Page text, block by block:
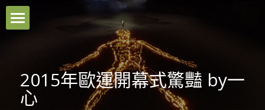
好文推薦
影音分享
2015年歐運開幕式驚豔 by一
心